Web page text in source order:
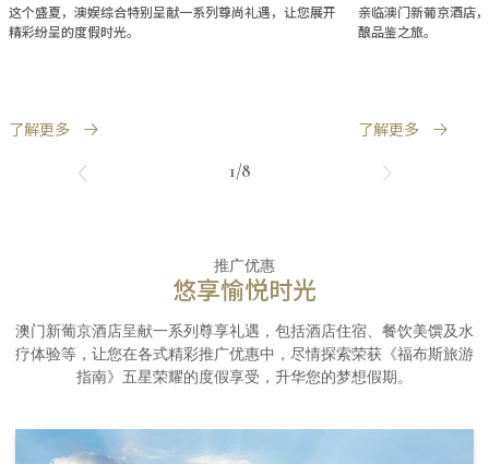
这个盛夏，澳娱综合特别呈献一系列尊尚礼遇，让您展开
精彩纷呈的度假时光。
了解更多
飨宴
亲临澳门新葡京酒店
酿品鉴之旅。
了解更多
1/8
推广优惠
悠享愉悦时光
澳门新葡京酒店呈献一系列尊享礼遇，包括酒店住宿、餐饮美馔及水
疗体验等，让您在各式精彩推广优惠中，尽情探索荣获《福布斯旅游
指南》五星荣耀的度假享受，升华您的梦想假期。